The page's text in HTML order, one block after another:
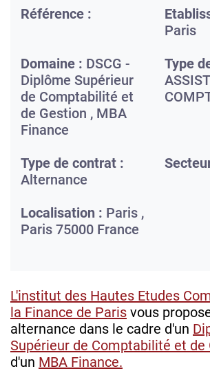
Référence :
Paris
Domaine : DSCG -
Diplôme Supérieur
de Comptabilité et
de Gestion , MBA
Finance
Type
Type de contrat :
Alternance
Localisation : Paris ,
Paris 75000 France
L'institut des Hautes Etudes
la Finance de Paris vous
alternance dans le cadre d'un
Supérieur de Comptabilité et de
d'un MBA Finance.